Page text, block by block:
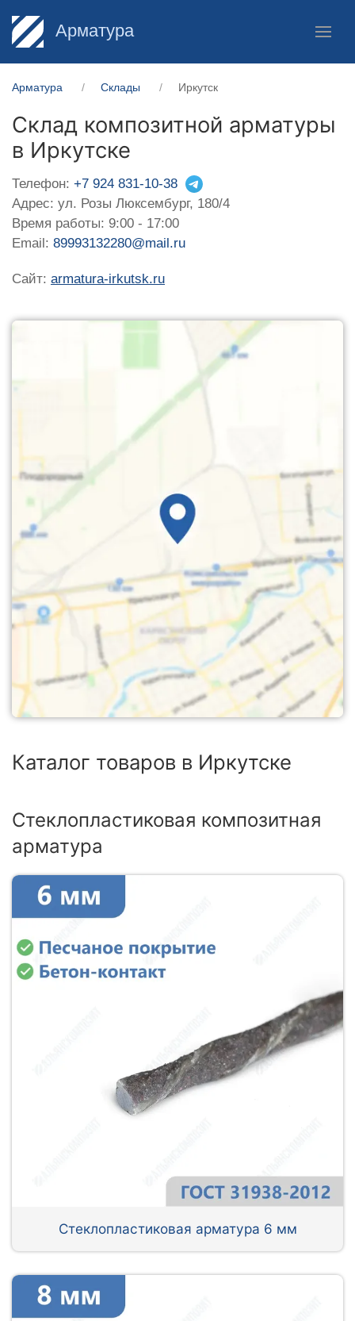
Арматура
Арматура Склады Иркутск
Склад композитной арматуры
в Иркутске
Телефон: +7 924 831-10-38
Адрес: ул. Розы Люксембург, 180/4
Время работы: 9:00 - 17:00
Email: 89993132280@mail.ru
Сайт: armatura-irkutsk.ru
Каталог товаров в Иркутске
Стеклопластиковая композитная
арматура
Стеклопластиковая арматура 6 мм